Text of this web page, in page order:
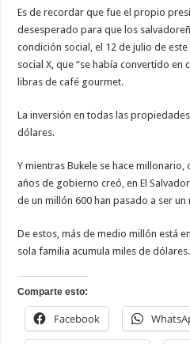
Es de recordar que fue el propio
desesperado para que los
condición social, el 12 de julio de
social X, que “se había convertido
libras de café gourmet.
La inversión en todas las
dólares.
Y mientras Bukele se hace
años de gobierno creó, en El
de un millón 600 han pasado a ser un
De estos, más de medio millón está
sola familia acumula miles de dólares.
Comparte esto:
Facebook